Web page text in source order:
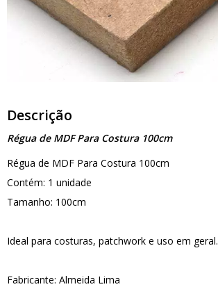
Descrição
Régua de MDF Para Costura 100cm
Régua de MDF Para Costura 100cm
Contém: 1 unidade
Tamanho: 100cm
Ideal para costuras, patchwork e uso em geral.
Fabricante: Almeida Lima